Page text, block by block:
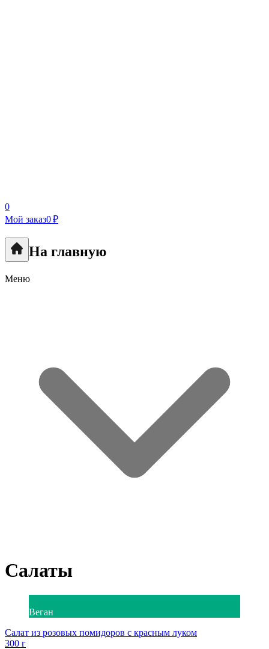
0
Мой заказ0 ₽
На главную
Меню
Салаты
Веган
Салат из розовых помидоров с красным луком
300 г